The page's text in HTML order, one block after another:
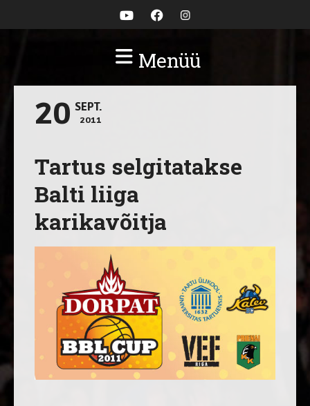
Menüü
20 SEPT.
2011
Tartus selgitatakse
Balti liiga
karikavõitja